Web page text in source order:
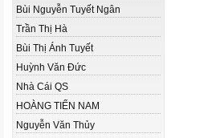
Bùi Nguyễn Tuyết Ngân
Trần Thị Hà
Bùi Thị Ánh Tuyết
Huỳnh Văn Đức
Nhà Cái QS
HOÀNG TIẾN NAM
Nguyễn Văn Thủy